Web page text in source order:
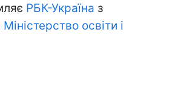
РБК-Україна з
Міністерство освіти і